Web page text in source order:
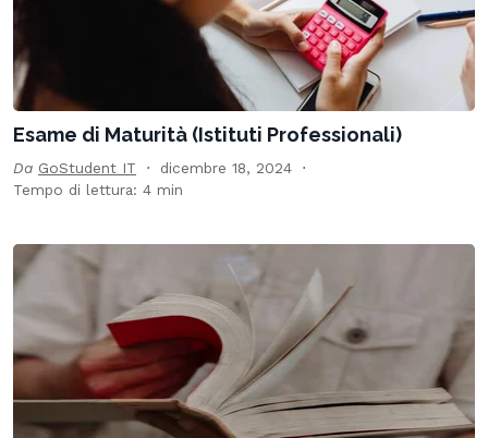
Esame di Maturità (Istituti Professionali)
Da GoStudent IT
dicembre 18, 2024
Tempo di lettura: 4 min